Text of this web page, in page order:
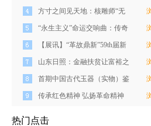
大会211个签约
方寸之间见天地：核雕师“无
心”的一得之见
“永生主义”命运交响曲：传奇
之作，九死一
【展讯】“革故鼎新”59th届新
加坡国庆美展
山东日照：金融扶贫让富裕之
花常开
首期中国古代玉器（实物）鉴
赏研修班圆满落
传承红色精神 弘扬革命精神
热门点击